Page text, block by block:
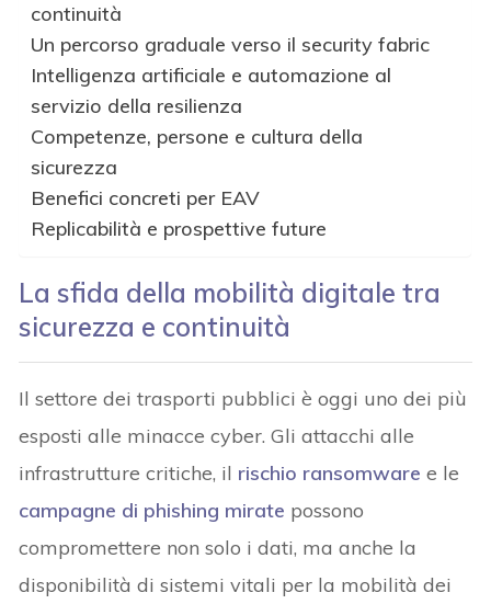
continuità
Un percorso graduale verso il security fabric
Intelligenza artificiale e automazione al
servizio della resilienza
Competenze, persone e cultura della
sicurezza
Benefici concreti per EAV
Replicabilità e prospettive future
La sfida della mobilità digitale tra
sicurezza e continuità
Il settore dei trasporti pubblici è oggi uno dei più
esposti alle minacce cyber. Gli attacchi alle
infrastrutture critiche, il rischio ransomware e le
campagne di phishing mirate possono
compromettere non solo i dati, ma anche la
disponibilità di sistemi vitali per la mobilità dei